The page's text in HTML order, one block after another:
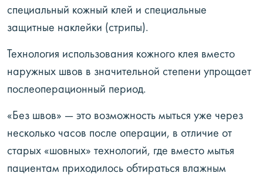
специальный кожный клей и специальные
защитные наклейки (стрипы).
Технология использования кожного клея вместо
наружных швов в значительной степени упрощает
послеоперационный период.
«Без швов» — это возможность мыться уже через
несколько часов после операции, в отличие от
старых «шовных» технологий, где вместо мытья
пациентам приходилось обтираться влажным